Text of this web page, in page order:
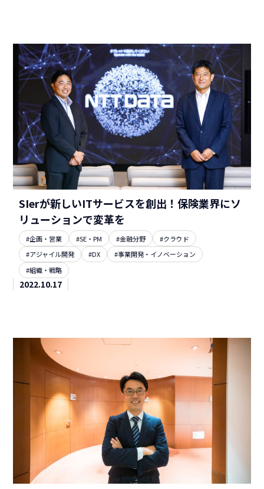
SIerが新しいITサービスを創出！保険業界にソ
リューションで変革を
#企画・営業 #SE・PM #金融分野
#クラウド
#アジャイル開発
#DX
#事業開発・イノベーション
#組織・戦略
2022.10.17